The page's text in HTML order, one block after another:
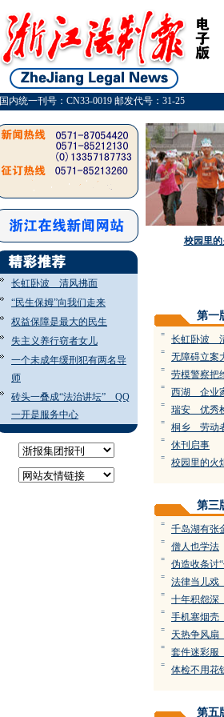
国内统一刊号：CN33-0019 邮发代号：31-25
长虹卧波 清风拂面
“民生保姆”向我们走来
权益保障是最大的民生
失主义养行窃者女儿
一个未成年缓刑犯有两名导
师
砖头一叠成“法治讲坛” QQ
一开是服务中心
校园里
第一
= 长虹卧波
= 无障碍立案
= 劳模警察把
= 西湖 企业
= 瑞安 优秀
= 桐乡 劳动
= 休刊启事
= 校园里的火
第三
= 千岛湖有张
= 僧人也学法
= 伪造收条讨
= 法律当儿
= 十年积怨
= 手机塞烟
= 天热争风
= 套件迷彩
= 体检不用花
第五